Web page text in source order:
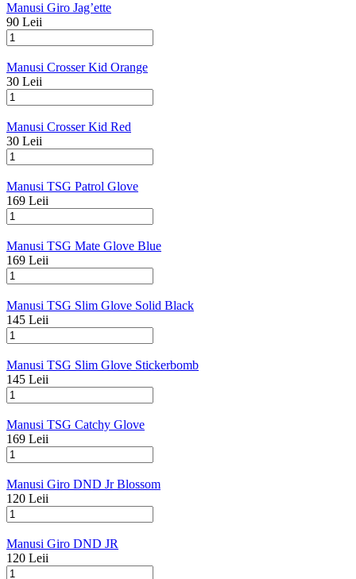
Manusi Giro Jag’ette
90 Leii
Manusi Crosser Kid Orange
30 Leii
Manusi Crosser Kid Red
30 Leii
Manusi TSG Patrol Glove
169 Leii
Manusi TSG Mate Glove Blue
169 Leii
Manusi TSG Slim Glove Solid Black
145 Leii
Manusi TSG Slim Glove Stickerbomb
145 Leii
Manusi TSG Catchy Glove
169 Leii
Manusi Giro DND Jr Blossom
120 Leii
Manusi Giro DND JR
120 Leii